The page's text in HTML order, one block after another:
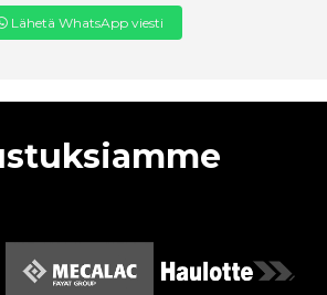
Lähetä WhatsApp viesti